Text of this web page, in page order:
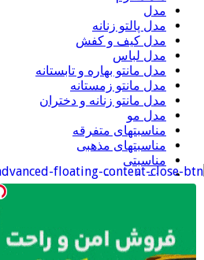
مدل
مدل پالتو زنانه
مدل کیف و کفش
مدل لباس
مدل مانتو بهاره و تابستانه
مدل مانتو زمستانه
مدل مانتو زنانه و دختران
مدل مو
مناسبتهای متفرقه
مناسبتهای مذهبی
مناسبتی
منجوق دوزی
اطلاعات